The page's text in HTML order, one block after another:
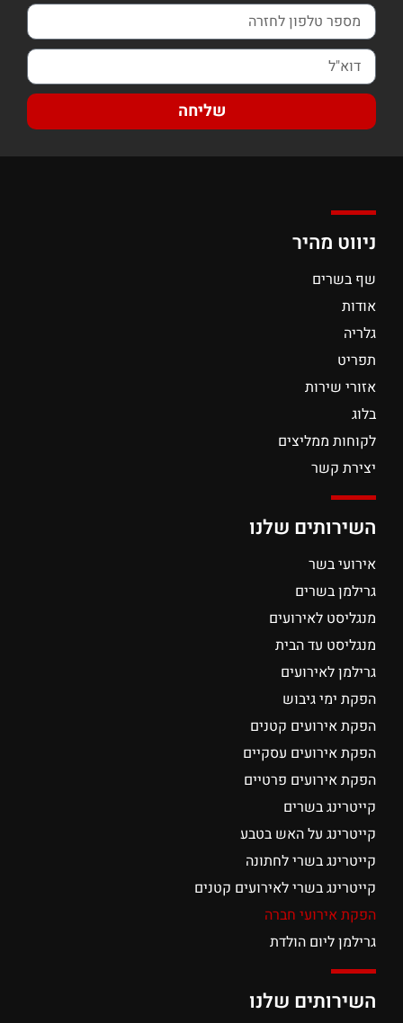
שליחה
ניווט מהיר
שף בשרים
אודות
גלריה
תפריט
אזורי שירות
בלוג
לקוחות ממליצים
יצירת קשר
השירותים שלנו
אירועי בשר
גרילמן בשרים
מנגליסט לאירועים
מנגליסט עד הבית
גרילמן לאירועים
הפקת ימי גיבוש
הפקת אירועים קטנים
הפקת אירועים עסקיים
הפקת אירועים פרטיים
קייטרינג בשרים
קייטרינג על האש בטבע
קייטרינג בשרי לחתונה
קייטרינג בשרי לאירועים קטנים
הפקת אירועי חברה
גרילמן ליום הולדת
השירותים שלנו